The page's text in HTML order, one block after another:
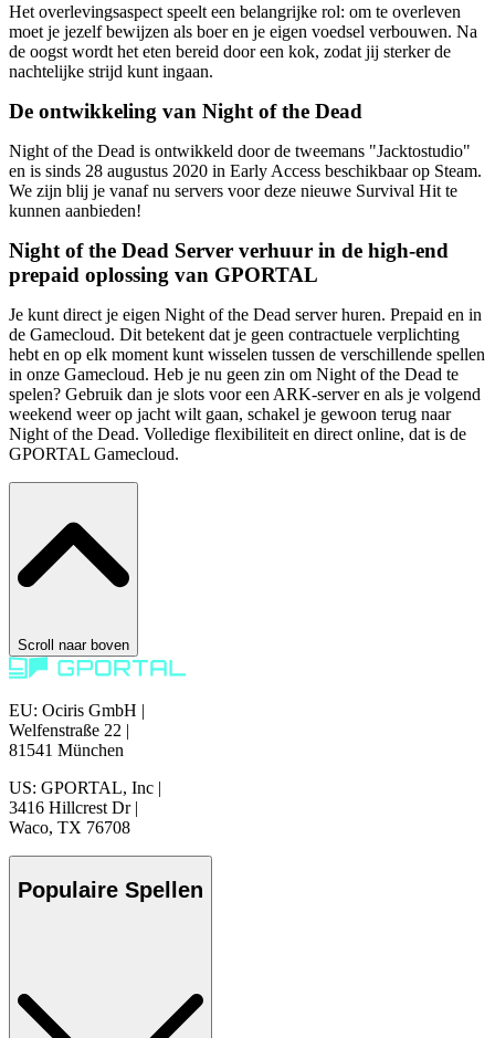
Het overlevingsaspect speelt een belangrijke rol: om te overleven
moet je jezelf bewijzen als boer en je eigen voedsel verbouwen. Na
de oogst wordt het eten bereid door een kok, zodat jij sterker de
nachtelijke strijd kunt ingaan.
De ontwikkeling van Night of the Dead
Night of the Dead is ontwikkeld door de tweemans "Jacktostudio"
en is sinds 28 augustus 2020 in Early Access beschikbaar op Steam.
We zijn blij je vanaf nu servers voor deze nieuwe Survival Hit te
kunnen aanbieden!
Night of the Dead Server verhuur in de high-end
prepaid oplossing van GPORTAL
Je kunt direct je eigen Night of the Dead server huren. Prepaid en in
de Gamecloud. Dit betekent dat je geen contractuele verplichting
hebt en op elk moment kunt wisselen tussen de verschillende spellen
in onze Gamecloud. Heb je nu geen zin om Night of the Dead te
spelen? Gebruik dan je slots voor een ARK-server en als je volgend
weekend weer op jacht wilt gaan, schakel je gewoon terug naar
Night of the Dead. Volledige flexibiliteit en direct online, dat is de
GPORTAL Gamecloud.
Scroll naar boven
EU: Ociris GmbH |
Welfenstraße 22 |
81541 München
US: GPORTAL, Inc |
3416 Hillcrest Dr |
Waco, TX 76708
Populaire Spellen